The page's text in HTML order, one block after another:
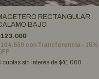
RECTANGULAR
BAJO
con Transferencia – 15%
cuotas sin interés de $41.000